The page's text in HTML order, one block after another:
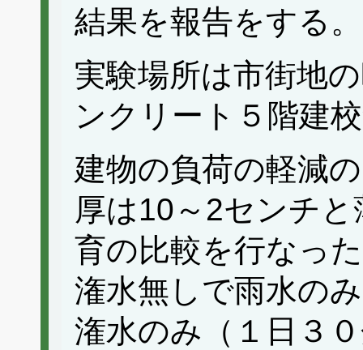
結果を報告をする。
実験場所は市街地
ンクリート５階建
建物の負荷の軽減
厚は10～2センチ
育の比較を行なっ
潅水無しで雨水の
潅水のみ（１日３